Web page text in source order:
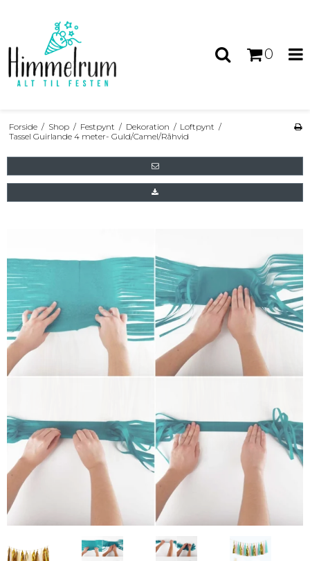
0
Forside / Shop / Festpynt / Dekoration / Loftpynt /
Tassel Guirlande 4 meter- Guld/Camel/Råhvid